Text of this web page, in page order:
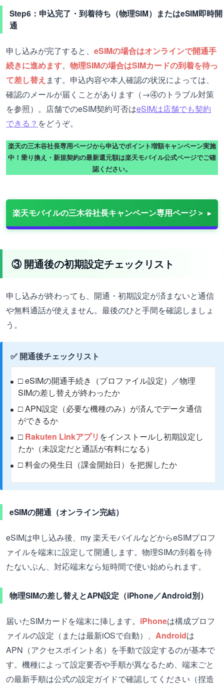
Step6：申込完了・到着待ち（物理SIM）またはeSIM即時開
通
申し込みが完了すると、 eSIMの場合はオンラインで開通手
続きに進めます。 物理SIMの場合はSIMカードの到着を待っ
て差し替え ます。申込内容や本人確認の状況によっては、
確認のメールが届くことがあります（→④のトラブル対策
を参照）。店舗でのeSIM契約可否はeSIMは店舗でも契約
できる？ をどうぞ。
楽天の三木谷社長専用ページから申込でポイント増額キャンペーン実施
中！乗り換え・新規契約の最新還元額は楽天モバイル公式ページでご確
認ください。
楽天モバイルの三木谷社長キャンペーン専用ページ＞
③ 開通後の初期設定チェックリスト
申し込みが終わっても、開通・初期設定が済まないと通信
や無料通話が使えません。最後のひと手間を確認しましょ
う。
✅ 開通後チェックリスト
□ eSIMの開通手続き（プロファイル設定）／物理
SIMの差し替えが終わったか
□ APN設定（必要な機種のみ）が済んでデータ通信
ができるか
□ Rakuten Linkアプリ をインストールし初期設定し
たか（未設定だと通話が有料になる）
□ 料金の発生日（課金開始日）を把握したか
eSIMの開通（オンライン完結）
eSIMは申し込み後、my 楽天モバイルなどからeSIMプロフ
ァイルを端末に設定して開通します。物理SIMの到着を待
たないぶん、対応端末なら短時間で使い始められます。
物理SIMの差し替えとAPN設定（iPhone／Android別）
届いたSIMカードを端末に挿します。 iPhoneは構成プロフ
ァイルの設定（または最新iOSで自動）、 Androidは
APN（アクセスポイント名）を手動で設定するのが基本で
す。機種によって設定要否や手順が異なるため、端末ごと
の最新手順は公式の設定ガイドで確認してください（捏造